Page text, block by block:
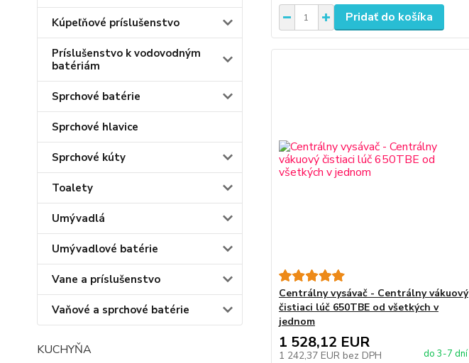
Kúpeľňové príslušenstvo
Príslušenstvo k vodovodným
batériám
Sprchové batérie
Sprchové hlavice
Sprchové kúty
Toalety
Umývadlá
Umývadlové batérie
Vane a príslušenstvo
Vaňové a sprchové batérie
KUCHYŇA
Pridať do košíka
Centrálny vysávač - Centrálny vákuový
čistiaci lúč 650TBE od všetkých v
jednom
1 528,12 EUR
1 242,37 EUR bez DPH do 3-7 dní